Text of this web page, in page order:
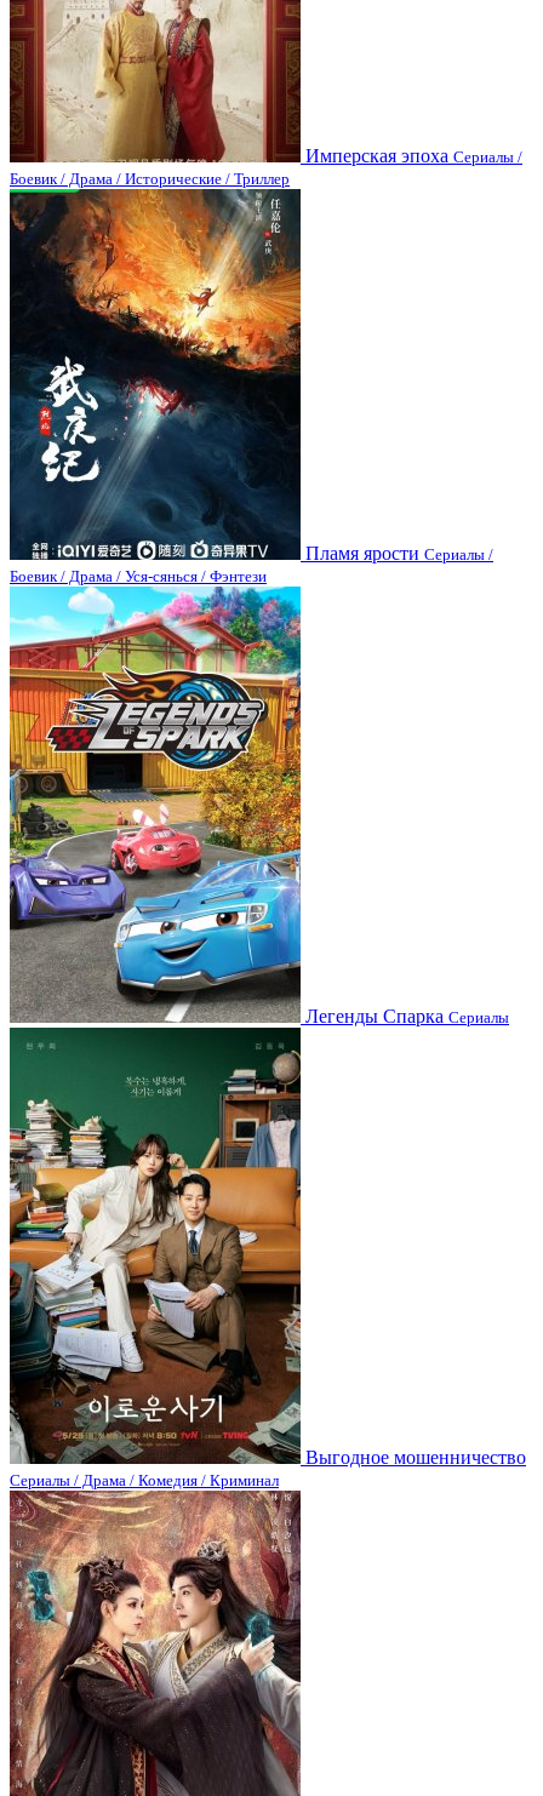
Имперская эпоха Сериалы /
Боевик / Драма / Исторические / Триллер
Пламя ярости Сериалы /
Боевик / Драма / Уся-сянься / Фэнтези
Легенды Спарка Сериалы
Выгодное мошенничество
Сериалы / Драма / Комедия / Криминал